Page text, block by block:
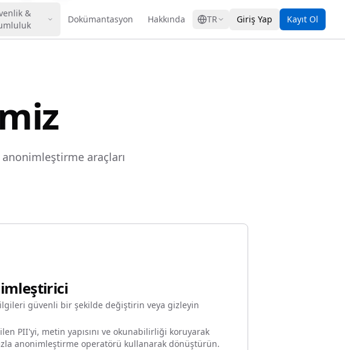
&
Dokümantasyon Hakkında TR Giriş Yap Kayıt Ol
araçları
güvenli bir şekilde değiştirin veya gizleyin
PII'yi, metin yapısını ve okunabilirliği koruyarak
anonimleştirme operatörü kullanarak dönüştürün.